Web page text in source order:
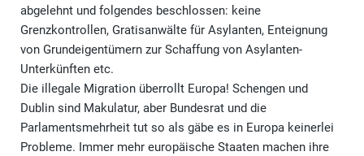
abgelehnt und folgendes beschlossen: keine
Grenzkontrollen, Gratisanwälte für Asylanten, Enteignung
von Grundeigentümern zur Schaffung von Asylanten-
Unterkünften etc.
Die illegale Migration überrollt Europa! Schengen und
Dublin sind Makulatur, aber Bundesrat und die
Parlamentsmehrheit tut so als gäbe es in Europa keinerlei
Probleme. Immer mehr europäische Staaten machen ihre